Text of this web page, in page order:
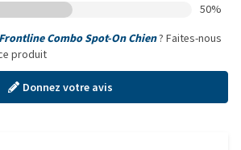
50%
Frontline Combo Spot-On Chien? Faites-nous
produit
Donnez votre avis